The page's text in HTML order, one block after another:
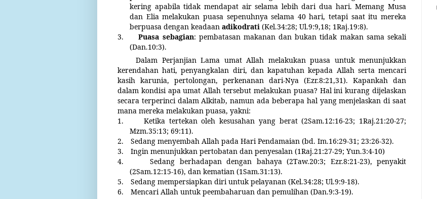
kering apabila tidak mendapat air selama lebih dari dua hari. Memang Musa
dan Elia melakukan puasa sepenuhnya selama 40 hari, tetapi saat itu mereka
berpuasa dengan keadaan adikodrati (Kel.34:28; Ul.9:9,18; 1Raj.19:8).
3.
Puasa sebagian: pembatasan makanan dan bukan tidak makan sama sekali
(Dan.10:3).
Dalam Perjanjian Lama umat Allah melakukan puasa untuk menunjukkan
kerendahan hati, penyangkalan diri, dan kapatuhan kepada Allah serta mencari
kasih karunia, pertolongan, perkenanan dari-Nya (Ezr.8:21,31). Kapankah dan
dalam kondisi apa umat Allah tersebut melakukan puasa? Hal ini kurang dijelaskan
secara terperinci dalam Alkitab, namun ada beberapa hal yang menjelaskan di saat
mana mereka melakukan puasa, yakni:
1.
Ketika tertekan oleh kesusahan yang berat (2Sam.12:16-23; 1Raj.21:20-27;
Mzm.35:13; 69:11).
2.
Sedang menyembah Allah pada Hari Pendamaian (bd. Im.16:29-31; 23:26-32).
3.
Ingin menunjukkan pertobatan dan penyesalan (1Raj.21:27-29; Yun.3:4-10)
4.
Sedang berhadapan dengan bahaya (2Taw.20:3; Ezr.8:21-23), penyakit
(2Sam.12:15-16), dan kematian (1Sam.31:13).
5.
Sedang mempersiapkan diri untuk pelayanan (Kel.34:28; Ul.9:9-18).
6.
Mencari Allah untuk peembaharuan dan pemulihan (Dan.9:3-19).